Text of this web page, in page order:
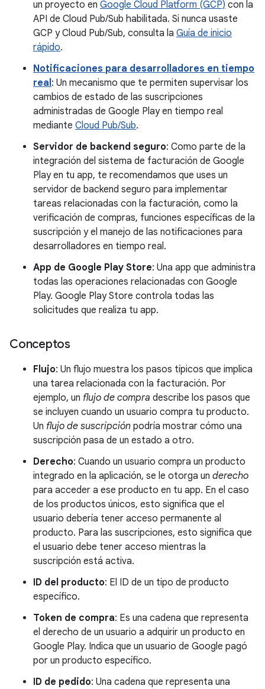
un proyecto en Google Cloud Platform (GCP) con la
API de Cloud Pub/Sub habilitada. Si nunca usaste
GCP y Cloud Pub/Sub, consulta la Guía de inicio
rápido.
Notificaciones para desarrolladores en tiempo
real : Un mecanismo que te permiten supervisar los
cambios de estado de las suscripciones
administradas de Google Play en tiempo real
mediante Cloud Pub/Sub.
Servidor de backend seguro: Como parte de la
integración del sistema de facturación de Google
Play en tu app, te recomendamos que uses un
servidor de backend seguro para implementar
tareas relacionadas con la facturación, como la
verificación de compras, funciones específicas de la
suscripción y el manejo de las notificaciones para
desarrolladores en tiempo real.
App de Google Play Store: Una app que administra
todas las operaciones relacionadas con Google
Play. Google Play Store controla todas las
solicitudes que realiza tu app.
Conceptos
Flujo: Un flujo muestra los pasos típicos que implica
una tarea relacionada con la facturación. Por
ejemplo, un flujo de compra describe los pasos que
se incluyen cuando un usuario compra tu producto.
Un flujo de suscripción podría mostrar cómo una
suscripción pasa de un estado a otro.
Derecho: Cuando un usuario compra un producto
integrado en la aplicación, se le otorga un derecho
para acceder a ese producto en tu app. En el caso
de los productos únicos, esto significa que el
usuario debería tener acceso permanente al
producto. Para las suscripciones, esto significa que
el usuario debe tener acceso mientras la
suscripción está activa.
ID del producto: El ID de un tipo de producto
específico.
Token de compra: Es una cadena que representa
el derecho de un usuario a adquirir un producto en
Google Play. Indica que un usuario de Google pagó
por un producto específico.
ID de pedido: Una cadena que representa una